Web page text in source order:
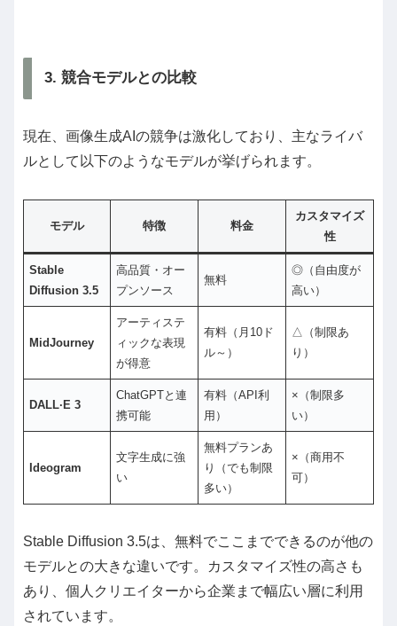
3. 競合モデルとの比較
現在、画像生成AIの競争は激化しており、主なライバ
ルとして以下のようなモデルが挙げられます。
モデル 特徴 料金
カスタマイズ
性
Stable
Diffusion 3.5
高品質・オー
プンソース
無料
◎（自由度が
高い）
MidJourney
アーティステ
ィックな表現
が得意
有料（月10ド
ル～）
△（制限あ
り）
DALL·E 3
ChatGPTと連
携可能
有料（API利
用）
×（制限多
い）
Ideogram
文字生成に強
い
無料プランあ
り（でも制限
多い）
×（商用不
可）
Stable Diffusion 3.5は、無料でここまでできるのが他の
モデルとの大きな違いです。カスタマイズ性の高さも
あり、個人クリエイターから企業まで幅広い層に利用
されています。